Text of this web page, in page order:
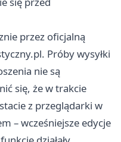
przez oficjalną
Próby wysyłki
nie są
się, że w trakcie
z przeglądarki w
– wcześniejsze edycje